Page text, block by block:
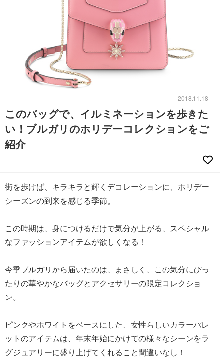
2018.11.18
このバッグで、イルミネーションを歩きた
い！ブルガリのホリデーコレクションをご
紹介
街を歩けば、キラキラと輝くデコレーションに、ホリデー
シーズンの到来を感じる季節。
この時期は、身につけるだけで気分が上がる、スペシャル
なファッションアイテムが欲しくなる！
今季ブルガリから届いたのは、まさしく、この気分にぴっ
たりの華やかなバッグとアクセサリーの限定コレクショ
ン。
ピンクやホワイトをベースにした、女性らしいカラーパレ
ットのアイテムは、年末年始にかけての様々なシーンをラ
グジュアリーに盛り上げてくれること間違いなし！